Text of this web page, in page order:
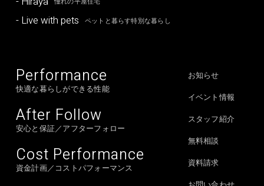
- Live with pets ペットと暮らす特別な暮らし
Performance
快適な暮らしができる性能
After Follow
安心と保証／アフターフォロー
Cost Performance
資金計画／コストパフォーマンス
お知らせ
イベント情報
スタッフ紹介
無料相談
資料請求